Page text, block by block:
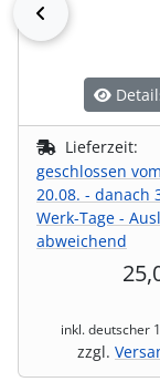
Lieferzeit:
geschlossen
20.08. - danach
Werk-Tage -
abweichend
inkl. deutscher
zzgl.